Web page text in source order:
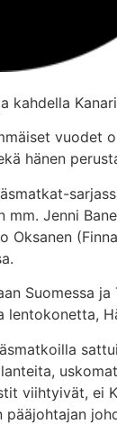
kahdella
vuodet
hänen
mm. Jenni
Oksanen
Suomessa
lentokonetta,
viihtyivät, ei
pääjohtajan